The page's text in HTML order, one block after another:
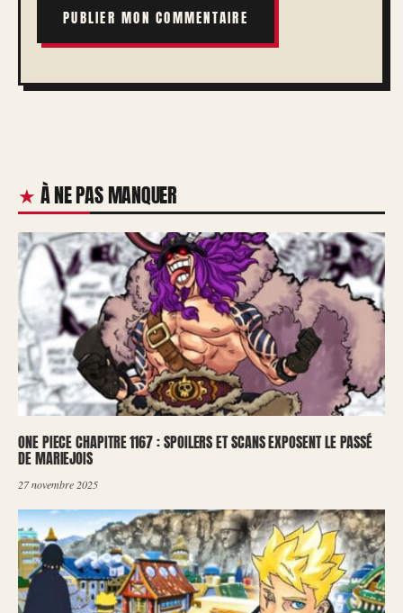
À NE PAS MANQUER
ONE PIECE CHAPITRE 1167 : SPOILERS ET SCANS EXPOSENT LE PASSÉ
DE MARIEJOIS
27 novembre 2025